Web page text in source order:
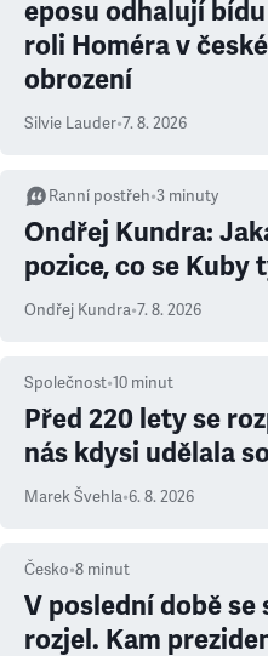
eposu odhalují
roli Homéra v
obrození
Silvie Lauder•7. 8. 2026
Ranní postřeh•3 minuty
Ondřej Kundra:
pozice, co se Kuby
Ondřej Kundra•7. 8. 2026
Společnost•10 minut
Před 220 lety se
nás kdysi udělala
Marek Švehla•6. 8. 2026
Česko•8 minut
V poslední době
rozjel. Kam